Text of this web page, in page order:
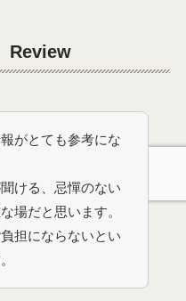
Review
がとても参考にな
ける、忌憚のない
場だと思います。
担にならないとい